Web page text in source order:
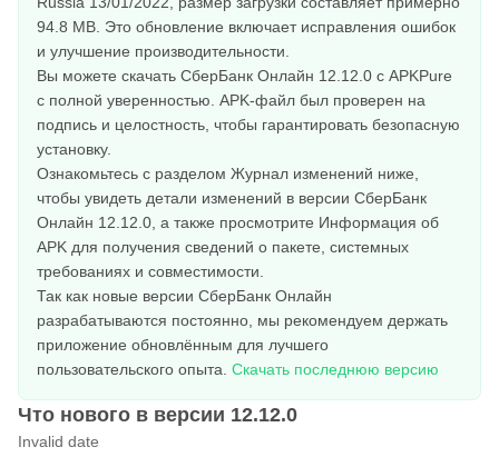
94.8 MB. Это обновление включает исправления ошибок
и улучшение производительности.
Вы можете скачать СберБанк Онлайн 12.12.0 с APKPure
с полной уверенностью. APK-файл был проверен на
подпись и целостность, чтобы гарантировать безопасную
установку.
Ознакомьтесь с разделом Журнал изменений ниже,
чтобы увидеть детали изменений в версии СберБанк
Онлайн 12.12.0, а также просмотрите Информация об
APK для получения сведений о пакете, системных
требованиях и совместимости.
Так как новые версии СберБанк Онлайн
разрабатываются постоянно, мы рекомендуем держать
приложение обновлённым для лучшего
пользовательского опыта. Скачать последнюю версию
Что нового в версии 12.12.0
Invalid date